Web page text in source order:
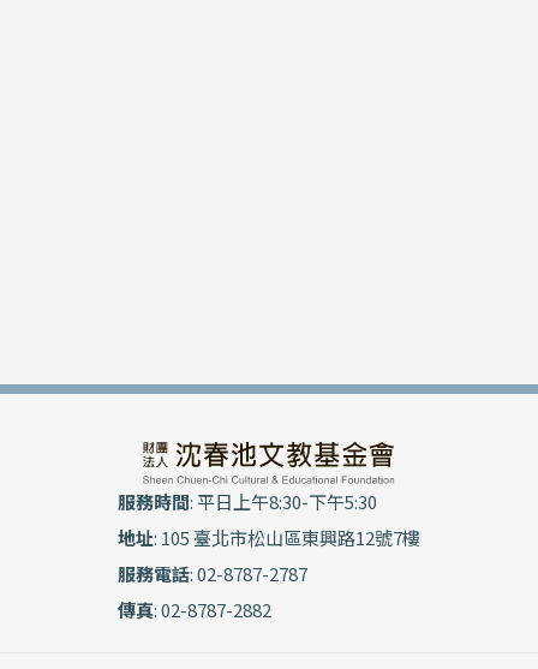
服務時間: 平日上午8:30-下午5:30
地址: 105 臺北市松山區東興路12號7樓
服務電話: 02-8787-2787
傳真: 02-8787-2882